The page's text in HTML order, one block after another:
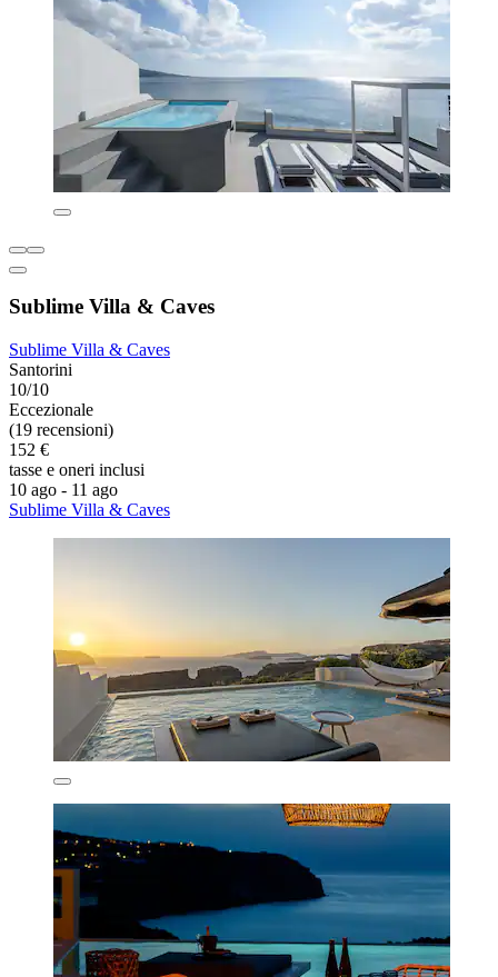
Sublime Villa & Caves
Sublime Villa & Caves
Santorini
10/10
Eccezionale
(19 recensioni)
152 €
tasse e oneri inclusi
10 ago - 11 ago
Sublime Villa & Caves